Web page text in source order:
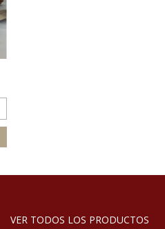
VER TODOS LOS PRODUCTOS